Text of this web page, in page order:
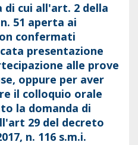
cui all'art. 2 della
51 aperta ai
confermati
presentazione
alle prove
oppure per aver
il colloquio orale
la domanda di
29 del decreto
n. 116 s.m.i.